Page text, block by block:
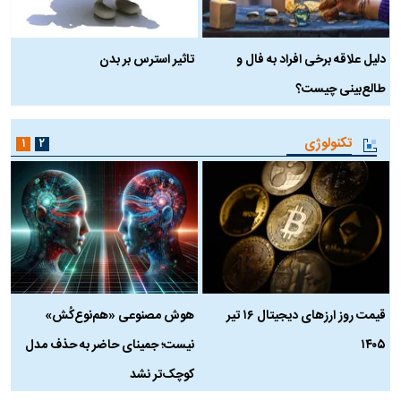
دلیل علاقه برخی افراد به فال و
طالع‌بینی چیست؟
تاثیر استرس بر بدن
تکنولوژی
قیمت روز ارز‌های دیجیتال ۱۶ تیر
۱۴۰۵
هوش مصنوعی «هم‌نوع‌کُش»
نیست؛ جمینای حاضر به حذف مدل
کوچک‌تر نشد
۱ ۲